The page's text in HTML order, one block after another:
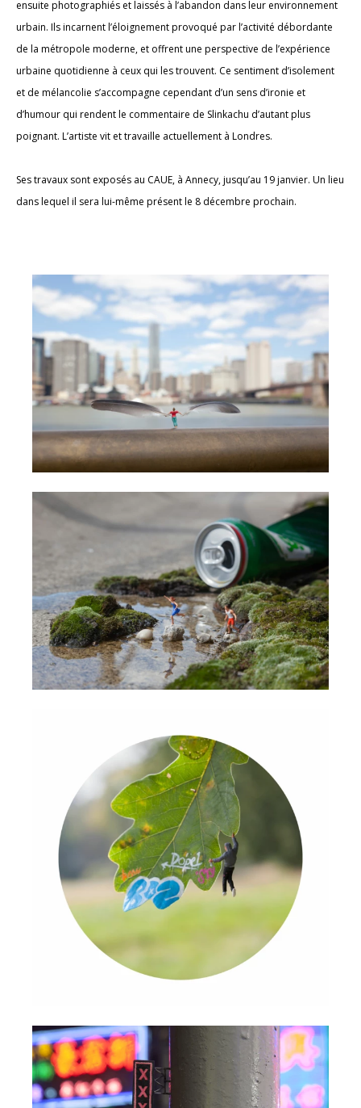
ensuite photographiés et laissés à l’abandon dans leur environnement
urbain. Ils incarnent l’éloignement provoqué par l’activité débordante
de la métropole moderne, et offrent une perspective de l’expérience
urbaine quotidienne à ceux qui les trouvent. Ce sentiment d’isolement
et de mélancolie s’accompagne cependant d’un sens d’ironie et
d’humour qui rendent le commentaire de Slinkachu d’autant plus
poignant. L’artiste vit et travaille actuellement à Londres.
Ses travaux sont exposés au CAUE, à Annecy, jusqu’au 19 janvier. Un lieu
dans lequel il sera lui-même présent le 8 décembre prochain.